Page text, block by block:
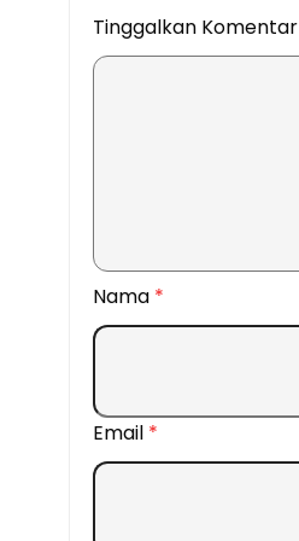
Tinggalkan
Nama *
Email *